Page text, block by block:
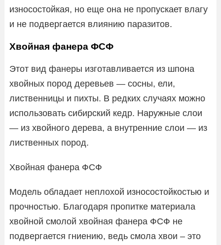
износостойкая, но еще она не пропускает влагу
и не подвергается влиянию паразитов.
Хвойная фанера ФСФ
Этот вид фанеры изготавливается из шпона
хвойных пород деревьев — сосны, ели,
лиственницы и пихты. В редких случаях можно
использовать сибирский кедр. Наружные слои
— из хвойного дерева, а внутренние слои — из
лиственных пород.
Хвойная фанера ФСФ
Модель обладает неплохой износостойкостью и
прочностью. Благодаря пропитке материала
хвойной смолой хвойная фанера ФСФ не
подвергается гниению, ведь смола хвои – это